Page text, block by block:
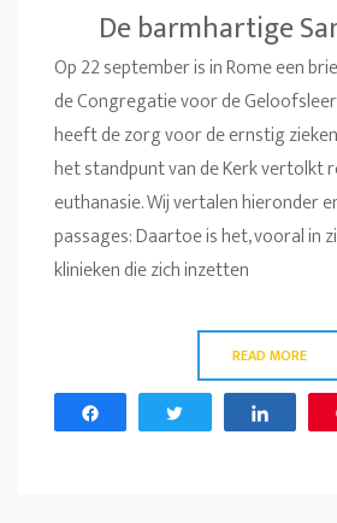
De barmhartige
Op 22 september is in Rome een
de Congregatie voor de
heeft de zorg voor de ernstig
het standpunt van de Kerk vertolkt
euthanasie. Wij vertalen hieronder
passages: Daartoe is het, vooral in
klinieken die zich inzetten
READ MORE